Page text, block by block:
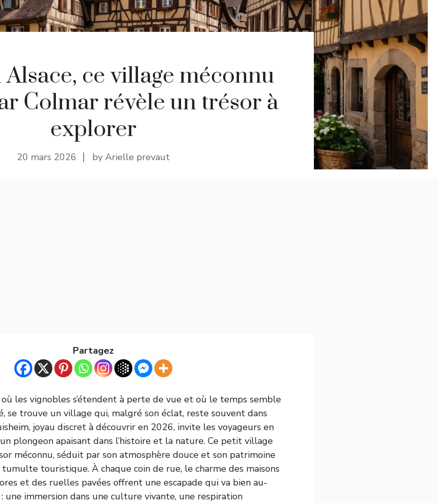
ce village méconnu
Colmar révèle un trésor à
explorer
20 mars 2026 by Arielle prevaut
Partagez
les vignobles s’étendent à perte de vue et où le temps semble
se trouve un village qui, malgré son éclat, reste souvent dans
joyau discret à découvrir en 2026, invite les voyageurs en
plongeon apaisant dans l’histoire et la nature. Ce petit village
méconnu, séduit par son atmosphère douce et son patrimoine
touristique. À chaque coin de rue, le charme des maisons
et des ruelles pavées offrent une escapade qui va bien au-
une immersion dans une culture vivante, une respiration